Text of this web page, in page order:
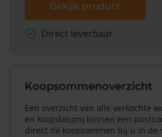
Bekijk product
Direct leverbaar
Koopsommenoverzicht
Een overzicht van alle verkochte
en koopdatum) binnen een
direct de koopsommen bij u in de